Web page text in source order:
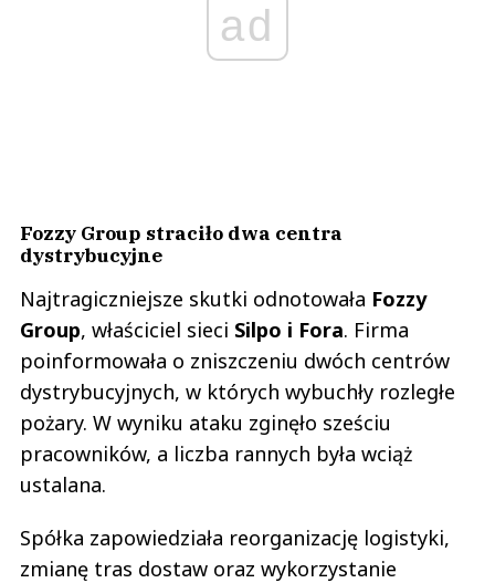
ad
Fozzy Group straciło dwa centra
dystrybucyjne
Najtragiczniejsze skutki odnotowała Fozzy
Group, właściciel sieci Silpo i Fora. Firma
poinformowała o zniszczeniu dwóch centrów
dystrybucyjnych, w których wybuchły rozległe
pożary. W wyniku ataku zginęło sześciu
pracowników, a liczba rannych była wciąż
ustalana.
Spółka zapowiedziała reorganizację logistyki,
zmianę tras dostaw oraz wykorzystanie